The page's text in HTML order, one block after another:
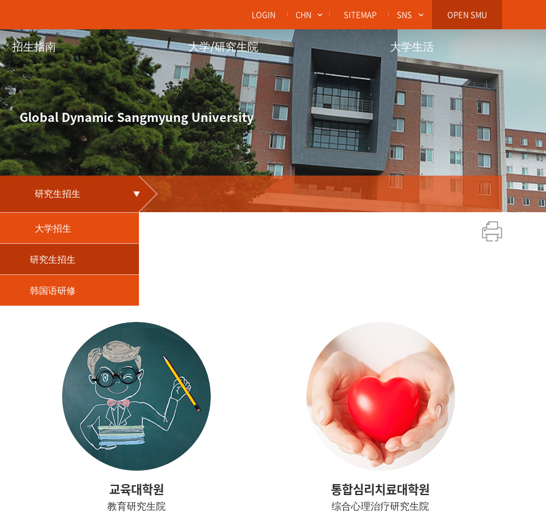
LOGIN CHN SITEMAP SNS OPEN SMU
招生指南 大学/研究生院 大学生活
研究生招生
大学招生
研究生招生
韩国语研修
Global Dynamic Sangmyung University
교육대학원
教育研究生院
통합심리치료대학원
综合心理治疗研究生院